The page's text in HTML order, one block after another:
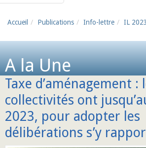
Accueil Publications Info-lettre IL 2023
A la Une
Taxe d’aménagement :
collectivités ont
2023, pour adopter les
délibérations s’y